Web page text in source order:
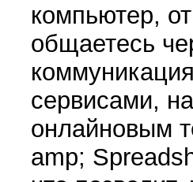
компьютер,
общаетесь
сервисами,
онлайновым
amp;